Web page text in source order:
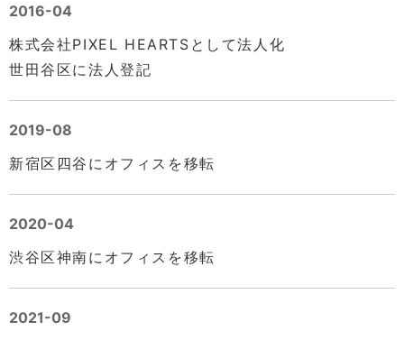
2016-04
株式会社PIXEL HEARTSとして法人化
世田谷区に法人登記
2019-08
新宿区四谷にオフィスを移転
2020-04
渋谷区神南にオフィスを移転
2021-09